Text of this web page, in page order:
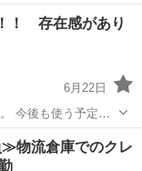
！ 存在感があり
6月22日
今後も使う予定が
いします。 存在感
包んでお渡しになり
貨/小物 プチプチ
物流倉庫でのクレ